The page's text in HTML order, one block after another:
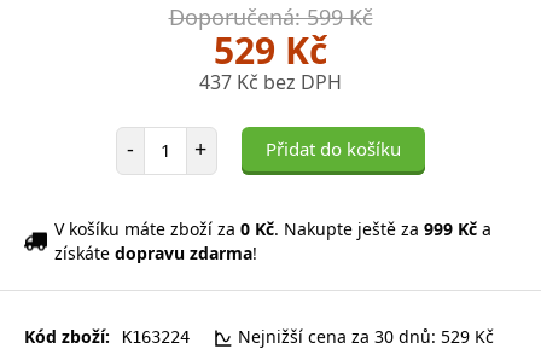
Doporučená: 599 Kč
529 Kč
437 Kč bez DPH
- Počet položek
+ Přidat do košíku
V košíku máte zboží za 0 Kč. Nakupte ještě za 999 Kč a
získáte dopravu zdarma!
Kód zboží: K163224
Nejnižší cena za 30 dnů: 529 Kč